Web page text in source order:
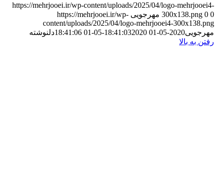
https://mehrjooei.ir/wp-content/uploads/2025/04/logo-mehrjooei4-
300x138.png 0 0 مهرجویی https://mehrjooei.ir/wp-
content/uploads/2025/04/logo-mehrjooei4-300x138.png
مهرجویی2020-05-01 18:41:03
2020-05-01 18:41:06
دلنوشته
رفتن به بالا